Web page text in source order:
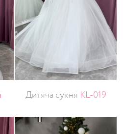
Дитяча сукня KL-019